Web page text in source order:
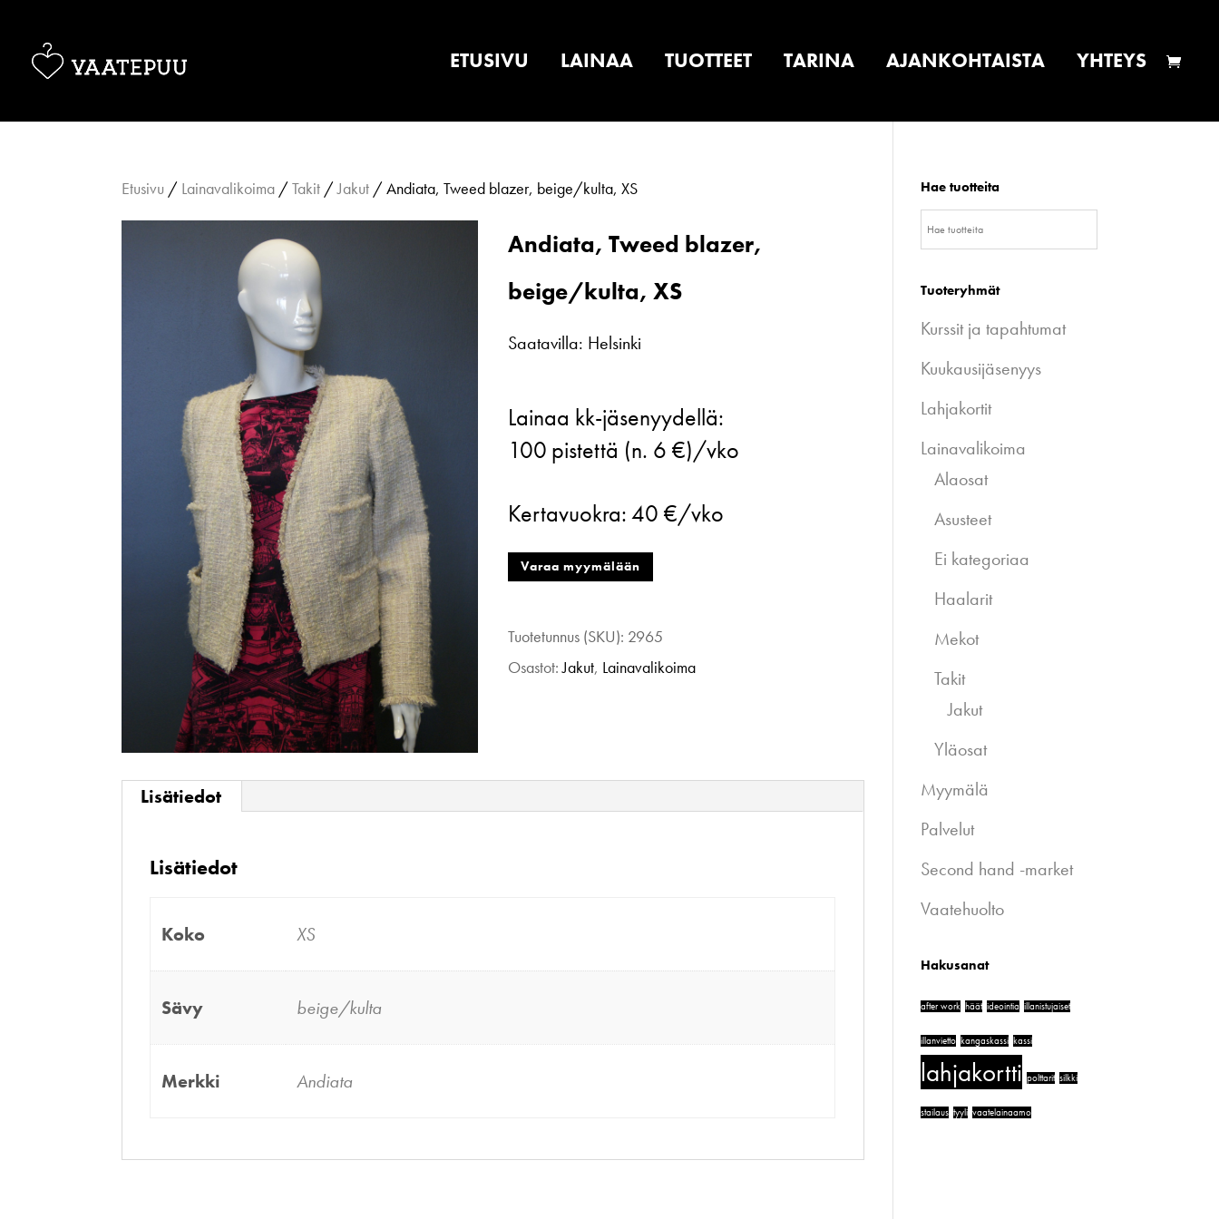
ETUSIVU LAINAA TUOTTEET TARINA AJANKOHTAISTA YHTEYS
Etusivu / Lainavalikoima /Takit /Jakut / Andiata, Tweed blazer, beige/kulta, XS
Andiata, Tweed blazer,
beige/kulta, XS
Saatavilla: Helsinki
Tweed
blazer,
XS
määrä
Lainaa kk-jäsenyydellä:
100 pistettä (n. 6 €)/vko
Kertavuokra:40 €/vko
Varaa myymälään
Tuotetunnus (SKU): 2965
Osastot:Jakut, Lainavalikoima
Lisätiedot
Lisätiedot
Koko XS
Sävy beige/kulta
Merkki Andiata
Hae tuotteita
Tuoteryhmät
Kurssit ja tapahtumat
Kuukausijäsenyys
Lahjakortit
Lainavalikoima
Alaosat
Asusteet
Ei kategoriaa
Haalarit
Mekot
Takit
Jakut
Yläosat
Myymälä
Palvelut
Second hand -market
Vaatehuolto
Hakusanat
after work häät ideointia illanistujaiset
illanvietto kangaskassi kassi
lahjakortti polttarit silkki
stailaus tyyli vaatelainaamo